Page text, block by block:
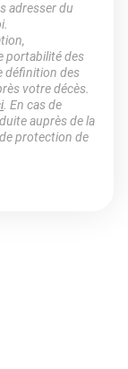
adresser du
portabilité des
définition des
votre décès.
. En cas de
auprès de la
protection de